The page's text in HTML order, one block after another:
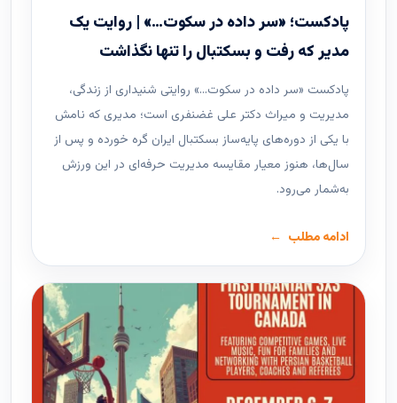
پادکست؛ «سر داده در سکوت…» | روایت یک
مدیر که رفت و بسکتبال را تنها نگذاشت
پادکست «سر داده در سکوت…» روایتی شنیداری از زندگی،
مدیریت و میراث دکتر علی غضنفری است؛ مدیری که نامش
با یکی از دوره‌های پایه‌ساز بسکتبال ایران گره خورده و پس از
سال‌ها، هنوز معیار مقایسه مدیریت حرفه‌ای در این ورزش
به‌شمار می‌رود.
ادامه مطلب